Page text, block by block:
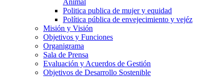
Politica publica de mujer y equidad
Política pública de envejecimiento y vejéz
Misión y Visión
Objetivos y Funciones
Organigrama
Sala de Prensa
Evaluación y Acuerdos de Gestión
Objetivos de Desarrollo Sostenible